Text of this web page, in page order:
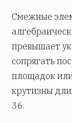
Смежные
превышает
сопрягать
площадок
крутизны
36.